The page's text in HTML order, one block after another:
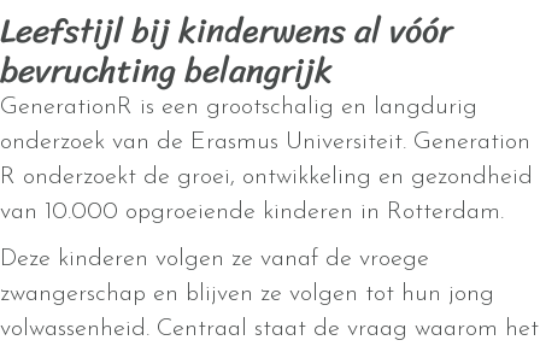
Leefstijl bij kinderwens al vóór
bevruchting belangrijk
GenerationR is een grootschalig en langdurig
onderzoek van de Erasmus Universiteit. Generation
R onderzoekt de groei, ontwikkeling en gezondheid
van 10.000 opgroeiende kinderen in Rotterdam.
Deze kinderen volgen ze vanaf de vroege
zwangerschap en blijven ze volgen tot hun jong
volwassenheid. Centraal staat de vraag waarom het